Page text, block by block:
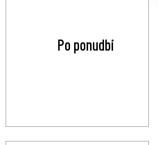
Po ponudbi